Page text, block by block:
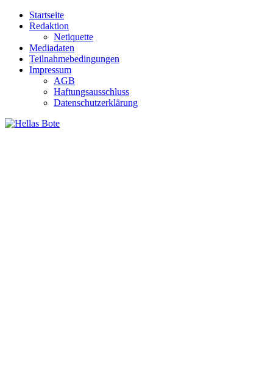
Zum
Inhalt
Startseite
Redaktion
Netiquette
Mediadaten
Teilnahmebedingungen
Impressum
AGB
Haftungsausschluss
Datenschutzerklärung